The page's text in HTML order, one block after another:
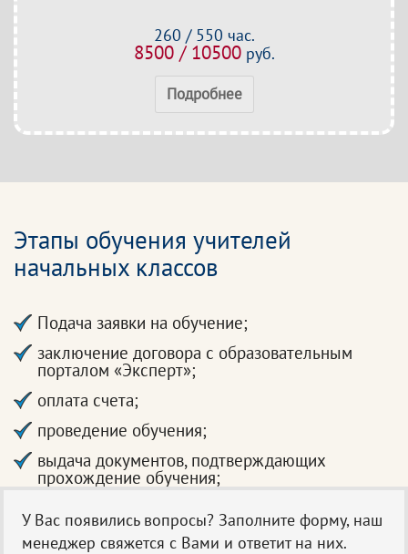
260 / 550 час.
8500 / 10500руб.
Подробнее
Этапы обучения учителей
начальных классов
Подача заявки на обучение;
заключение договора с образовательным
порталом «Эксперт»;
оплата счета;
проведение обучения;
выдача документов, подтверждающих
прохождение обучения;
У Вас появились вопросы? Заполните форму, наш
менеджер свяжется с Вами и ответит на них.